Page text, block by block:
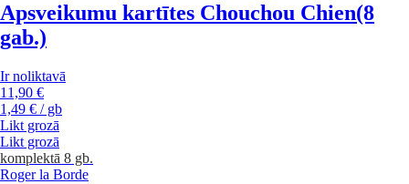
Apsveikumu kartītes Chouchou Chien(8
gab.)
Ir noliktavā
11,90 €
1,49 € / gb
Likt grozā
Likt grozā
komplektā 8 gb.
Roger la Borde